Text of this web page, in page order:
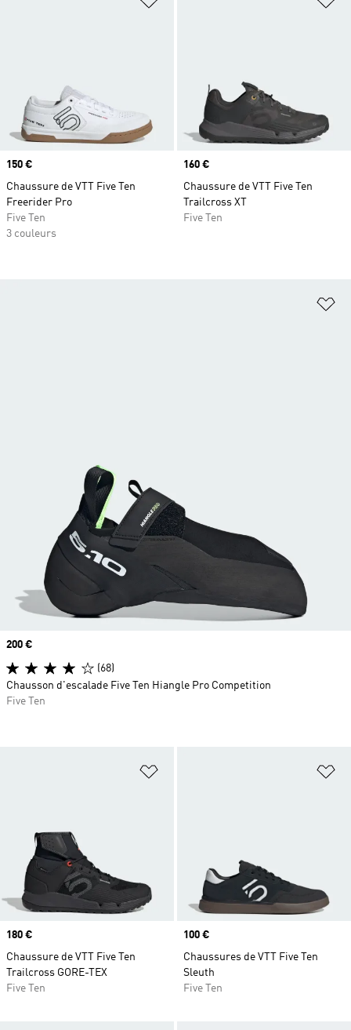
Prix
150 €
Chaussure de VTT Five Ten
Freerider Pro
Five Ten
3 couleurs
Prix
160 €
Chaussure de VTT Five Ten
Trailcross XT
Five Ten
Ajouter à la Liste de produits
Prix
180 €
Chaussure de VTT Five Ten
Trailcross GORE-TEX
Five Ten
Prix
100 €
Chaussures de VTT Five Ten
Sleuth
Five Ten
Prix
200 €
(68)
Chausson d'escalade Five Ten Hiangle Pro Competition
Five Ten